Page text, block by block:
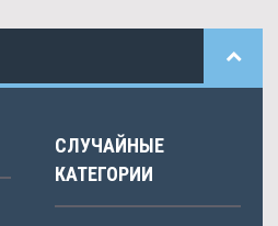
СЛУЧАЙНЫЕ
КАТЕГОРИИ